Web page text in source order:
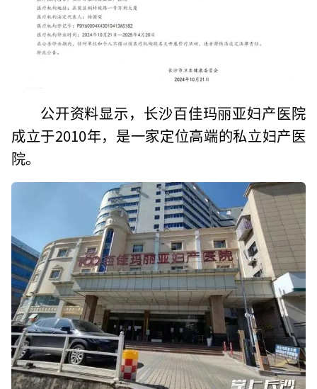
公开资料显示，长沙百佳玛丽亚妇产医院
成立于2010年，是一家定位高端的私立妇产医
院。